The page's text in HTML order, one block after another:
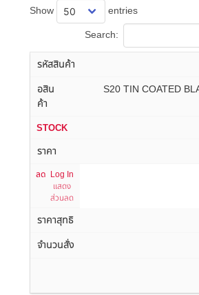
Show entries
Search:
S20 TIN COATED
Log In
แสดง
ส่วนลด